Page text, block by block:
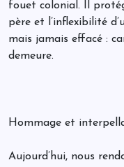
fouet colonial. Il
père et l’inflexibilité
mais jamais effacé :
demeure.
Hommage et
Aujourd’hui, nous